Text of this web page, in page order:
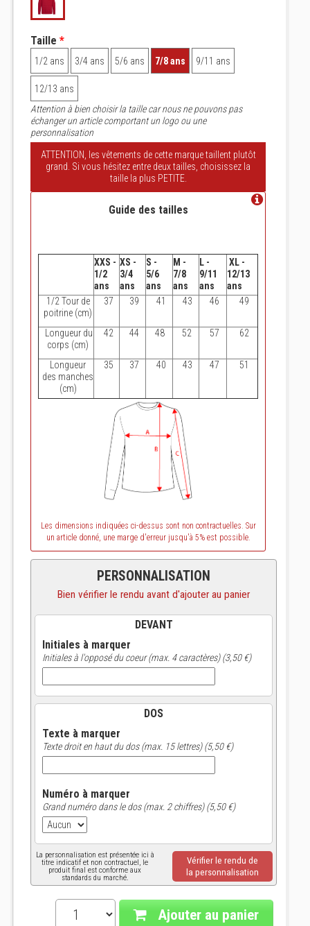
Taille *
1/2 ans 3/4 ans 5/6 ans 7/8 ans 9/11 ans
12/13 ans
Attention à bien choisir la taille car nous ne pouvons pas
échanger un article comportant un logo ou une
personnalisation
ATTENTION, les vêtements de cette marque taillent plutôt
grand. Si vous hésitez entre deux tailles, choisissez la
taille la plus PETITE.
Guide des tailles
XXS -
1/2
ans
XS -
3/4
ans
S -
5/6
ans
M -
7/8
ans
L -
9/11
ans
XL -
12/13
ans
1/2 Tour de
poitrine (cm)
37 39 41 43 46 49
Longueur du
corps (cm)
42 44 48 52 57 62
Longueur
des manches
(cm)
35 37 40 43 47 51
Les dimensions indiquées ci-dessus sont non contractuelles. Sur
un article donné, une marge d'erreur jusqu'à 5% est possible.
PERSONNALISATION
Bien vérifier le rendu avant d'ajouter au panier
DEVANT
Initiales à marquer
Initiales à l'opposé du coeur (max. 4 caractères) (3,50 €)
DOS
Texte à marquer
Texte droit en haut du dos (max. 15 lettres) (5,50 €)
Numéro à marquer
Grand numéro dans le dos (max. 2 chiffres) (5,50 €)
La personnalisation est présentée ici à
titre indicatif et non contractuel, le
produit final est conforme aux
standards du marché.
Vérifier le rendu de
la personnalisation
Ajouter au panier